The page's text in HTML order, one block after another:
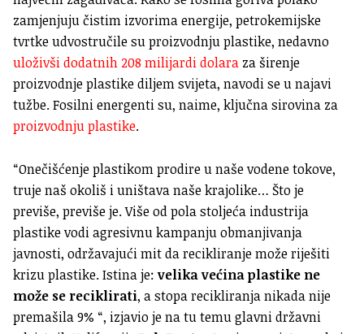
zamjenjuju čistim izvorima energije, petrokemijske
tvrtke udvostručile su proizvodnju plastike, nedavno
uloživši dodatnih 208 milijardi dolara za širenje
proizvodnje plastike diljem svijeta, navodi se u najavi
tužbe. Fosilni energenti su, naime, ključna sirovina za
proizvodnju plastike.
“Onečišćenje plastikom prodire u naše vodene tokove,
truje naš okoliš i uništava naše krajolike… Što je
previše, previše je. Više od pola stoljeća industrija
plastike vodi agresivnu kampanju obmanjivanja
javnosti, održavajući mit da recikliranje može riješiti
krizu plastike. Istina je:velika većina plastike ne
može se reciklirati, a stopa recikliranja nikada nije
premašila 9% “, izjavio je na tu temu glavni državni